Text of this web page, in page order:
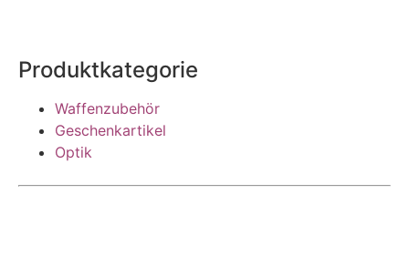
Produktkategorie
Waffenzubehör
Geschenkartikel
Optik